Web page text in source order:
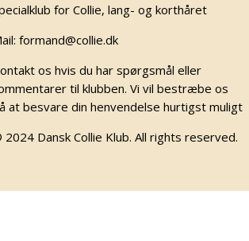
for Collie, lang- og korthåret
formand@collie.dk
os hvis du har spørgsmål eller
til klubben. Vi vil bestræbe os
at besvare din henvendelse hurtigst muligt
Dansk Collie Klub. All rights reserved.